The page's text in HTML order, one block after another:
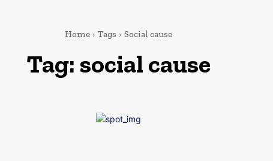
Home Tags Social cause
Tag:social cause